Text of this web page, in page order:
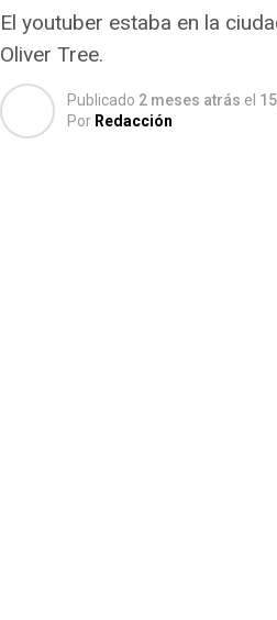
El youtuber estaba en la
Oliver Tree.
Publicado 2 meses atrás el
Por Redacción